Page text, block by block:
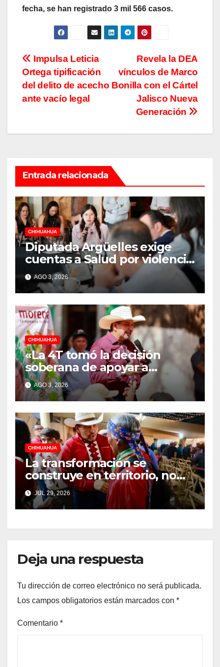
fecha, se han registrado 3 mil 566 casos.
Navegación
de
entradas
Revela la DEA
vínculos de Marco
Bonilla con el Cártel
Jalisco Nueva
Generación
Impulsa Leticia
Ortega tipificación
del delito de acecho
ante vacío legal
Entrada relacionada
CHIHUAHUA
Diputada Argüelles exige
cuentas a Salud por violencia
de género, acoso y
hostigamiento en hospitales
AGO 3, 2026
CHIHUAHUA
«La 4T tomó la decisión
soberana de apoyar a
quienes más lo necesitan:
Cruz Pérez Cuéllar”
AGO 3, 2026
CHIHUAHUA
La transformación se
construye en territorio, no
desde un escritorio: Cruz
Pérez Cuéllar
JUL 29, 2026
Deja una respuesta
Tu dirección de correo electrónico no será publicada.
Los campos obligatorios están marcados con *
Comentario *